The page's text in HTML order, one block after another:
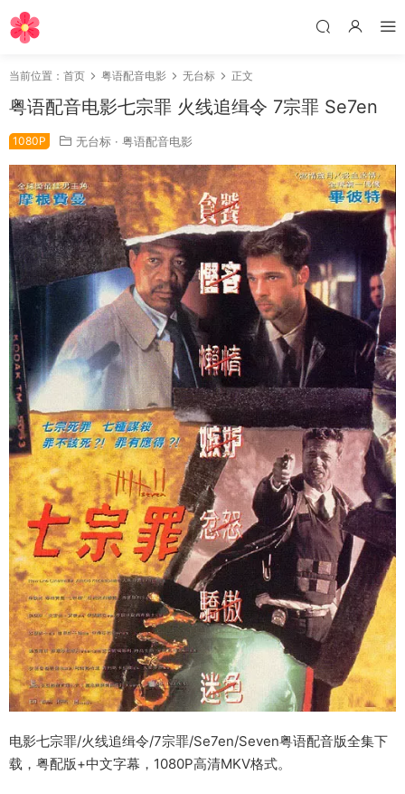
当前位置： 首页 粤语配音电影 无台标 正文
粤语配音电影七宗罪 火线追缉令 7宗罪 Se7en
1080P 无台标 · 粤语配音电影
电影七宗罪/火线追缉令/7宗罪/Se7en/Seven粤语配音版全集下
载，粤配版+中文字幕，1080P高清MKV格式。